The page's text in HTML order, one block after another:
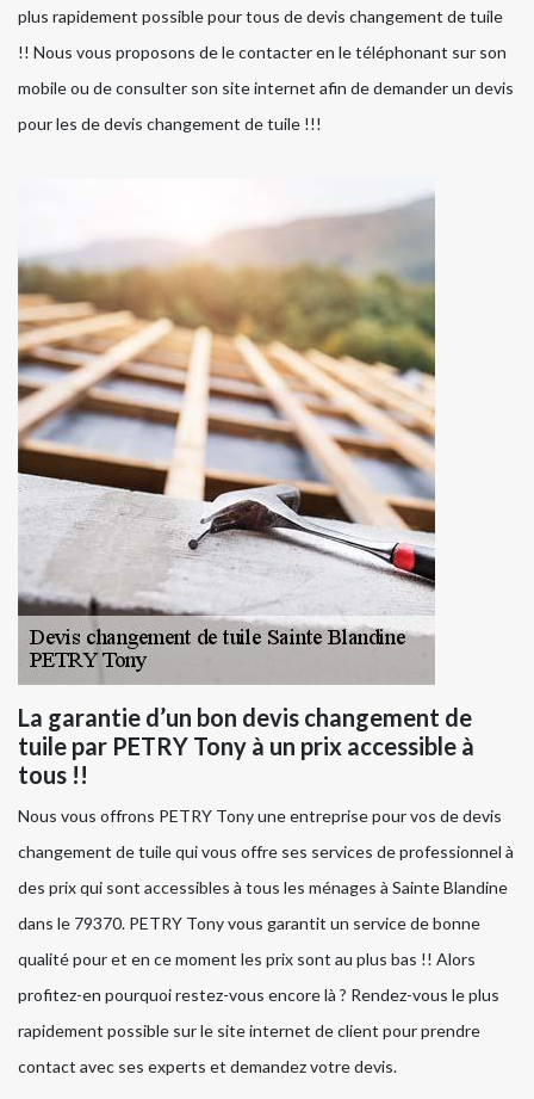
plus rapidement possible pour tous de devis changement de tuile
!! Nous vous proposons de le contacter en le téléphonant sur son
mobile ou de consulter son site internet afin de demander un devis
pour les de devis changement de tuile !!!
La garantie d’un bon devis changement de
tuile par PETRY Tony à un prix accessible à
tous !!
Nous vous offrons PETRY Tony une entreprise pour vos de devis
changement de tuile qui vous offre ses services de professionnel à
des prix qui sont accessibles à tous les ménages à Sainte Blandine
dans le 79370. PETRY Tony vous garantit un service de bonne
qualité pour et en ce moment les prix sont au plus bas !! Alors
profitez-en pourquoi restez-vous encore là ? Rendez-vous le plus
rapidement possible sur le site internet de client pour prendre
contact avec ses experts et demandez votre devis.